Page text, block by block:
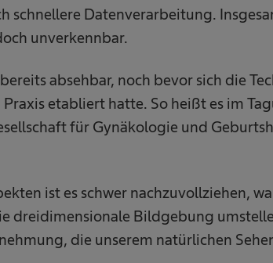
schnellere Datenverarbeitung.
unverkennbar.
absehbar, noch bevor sich die
etabliert hatte. So heißt es im
für Gynäkologie und
ist es schwer nachzuvollziehen,
dreidimensionale Bildgebung
die unserem natürlichen